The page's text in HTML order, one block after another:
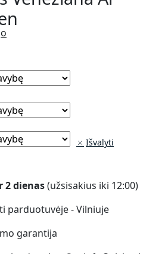
Išvalyti
2 dienas(užsisakius iki 12:00)
parduotuvėje - Vilniuje
garantija